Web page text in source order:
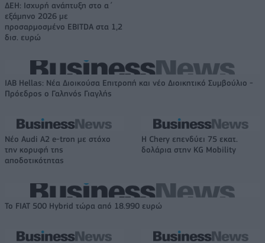
ΔΕΗ: Ισχυρή ανάπτυξη στο α΄
εξάμηνο 2026 με
προσαρμοσμένο EBITDA στα 1,2
δισ. ευρώ
IAB Hellas: Νέα Διοικούσα Επιτροπή και νέο Διοικητικό Συμβούλιο -
Πρόεδρος ο Γαληνός Γιαγλής
Νέο Audi A2 e-tron με στόχο
την κορυφή της
αποδοτικότητας
Η Chery επενδύει 75 εκατ.
δολάρια στην KG Mobility
Το FIAT 500 Hybrid τώρα από 18.990 ευρώ